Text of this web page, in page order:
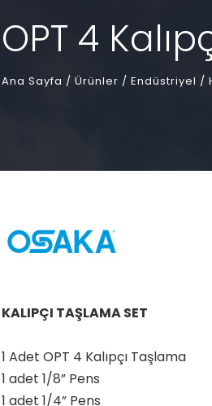
OPT 4
Ana Sayfa / Ürünler / Endüstriyel /
KALIPÇI TAŞLAMA SET
1 Adet OPT 4 Kalıpçı Taşlama
1 adet 1/8” Pens
1 adet 1/4” Pens